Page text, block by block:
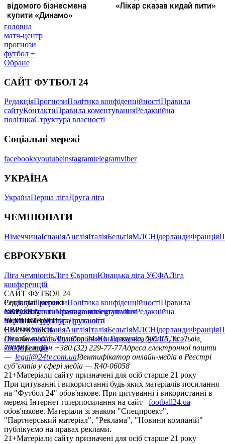
головна
матч-центр
прогнози
футбол +
Обране
САЙТ ФУТБОЛ 24
РедакціяПрогнозиПолітика конфіденційностіПравила
сайтуКонтактиПравила коментуванняРедакційна
політикаСтруктура власності
Соціальні мережі
facebookxyoutubeinstagramtelegramviber
УКРАЇНА
УкраїнаПерша лігаДруга ліга
ЧЕМПІОНАТИ
НімеччинаІспаніяАнгліяІталіяБельгіяМЛСНідерландиФранція
ЄВРОКУБКИ
Ліга чемпіонівЛіга ЄвропиЮнацька ліга УЄФАЛіга
конференцій
САЙТ ФУТБОЛ 24
РедакціяПрогнозиПолітика конфіденційностіПравила
сайтуКонтактиПравила коментуванняРедакційна
політикаСтруктура власності
Соціальні мережі
facebookxyoutubeinstagramtelegramviber
УКРАЇНА
УкраїнаПерша лігаДруга ліга
ЧЕМПІОНАТИ
НімеччинаІспаніяАнгліяІталіяБельгіяМЛСНідерландиФранція
ЄВРОКУБКИ
Ліга чемпіонівЛіга ЄвропиЮнацька ліга УЄФАЛіга
конференцій
Онлайн-медіа «Футбол 24»пл. Галицька, буд. 15, м. Львів,
79008Телефон +380 (32) 229-77-77Адреса електронної пошти
— legal@24tv.com.uaІдентифікатор онлайн-медіа в Реєстрі
суб’єктів у сфері медіа — R40-06058
21+Матеріали сайту призначені для осіб старше 21 року
При цитуванні і використанні будь-яких матеріалів посилання
на "Футбол 24" обов'язкове. При цитуванні і використанні в
мережі Інтернет гіперпосилання на сайт
football24.ua
обов'язкове. Матеріали зі знаком "Спецпроект",
"Партнерський матеріал", "Реклама", "Новини компаній"
публікуємо на правах реклами.
21+Матеріали сайту призначені для осіб старше 21 року